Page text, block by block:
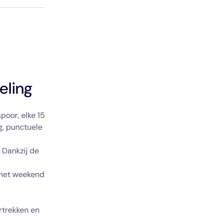
elke 15
punctuele
de
weekend
en